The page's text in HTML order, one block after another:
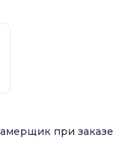
при заказе